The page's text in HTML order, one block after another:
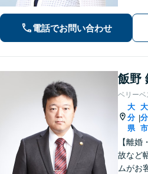
す。お
電話でお問い合わせ
飯野
ベリーベ
大
分
県
|
大
分
市
【離
故など
ムがお